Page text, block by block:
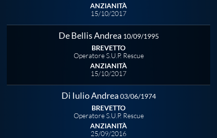
Sostenibilità
Cookie Policy
ANZIANITÀ
15/10/2017
De Bellis Andrea 10/09/1995
BREVETTO
Operatore S.U.P. Rescue
ANZIANITÀ
15/10/2017
Di Iulio Andrea 03/06/1974
BREVETTO
Operatore S.U.P. Rescue
ANZIANITÀ
25/09/2016